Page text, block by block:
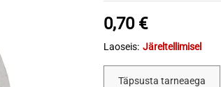
0,70 €
Laoseis: Järeltellimisel
Täpsusta tarneaega